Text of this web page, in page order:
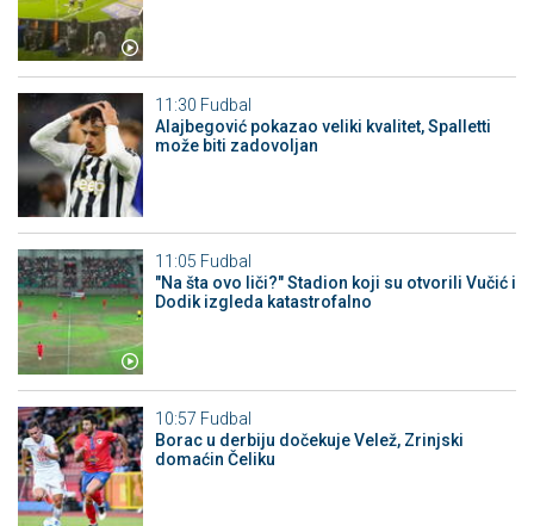
11:30 Fudbal
Alajbegović pokazao veliki kvalitet, Spalletti
može biti zadovoljan
11:05 Fudbal
"Na šta ovo liči?" Stadion koji su otvorili Vučić i
Dodik izgleda katastrofalno
10:57 Fudbal
Borac u derbiju dočekuje Velež, Zrinjski
domaćin Čeliku